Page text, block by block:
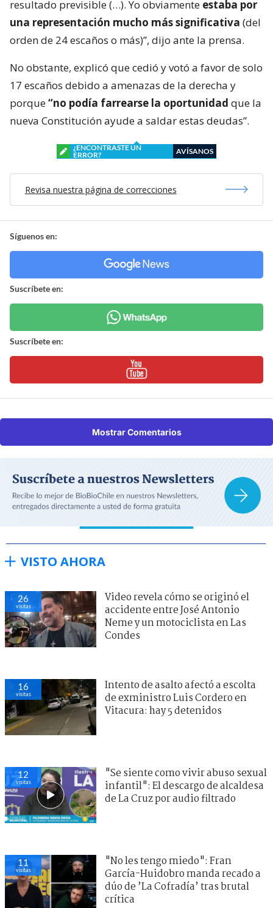
resultado previsible (…). Yo obviamente estaba por
una representación mucho más significativa (del
orden de 24 escaños o más)”, dijo ante la prensa.
No obstante, explicó que cedió y votó a favor de solo
17 escaños debido a amenazas de la derecha y
porque“no podía farrearse la oportunidad que la
nueva Constitución ayude a saldar estas deudas”.
¿ENCONTRASTE UN
ERROR?
AVÍSANOS
Revisa nuestra página de correcciones
Síguenos en:
Suscríbete en:
Suscríbete en:
Mostrar Comentarios
VISTO AHORA
26
visitas
Video revela cómo se originó el
accidente entre José Antonio
Neme y un motociclista en Las
Condes
16
visitas
Intento de asalto afectó a escolta
de exministro Luis Cordero en
Vitacura: hay 5 detenidos
12
visitas
"Se siente como vivir abuso sexual
infantil": El descargo de alcaldesa
de La Cruz por audio filtrado
11
visitas
"No les tengo miedo": Fran
García-Huidobro manda recado a
dúo de ’La Cofradía’ tras brutal
crítica